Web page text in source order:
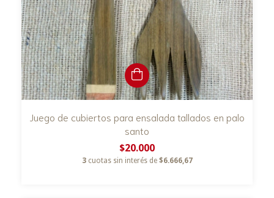
Juego de cubiertos para ensalada tallados en palo
santo
$20.000
3 cuotas sin interés de $6.666,67